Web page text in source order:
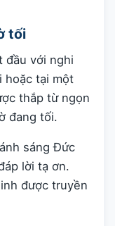
tối
đầu với nghi
hoặc tại một
thắp từ ngọn
đang tối.
sáng Đức
lời tạ ơn.
được truyền